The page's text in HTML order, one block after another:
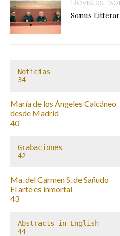
Revistas
Sonus
Noticias
34
María de los Ángeles Calcáneo
desde Madrid
40
Grabaciones
42
Ma. del Carmen S. de Sañudo
El arte es inmortal
43
Abstracts in English
44